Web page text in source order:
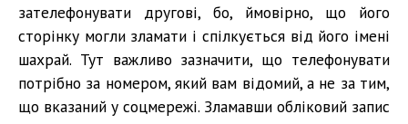
зателефонувати другові, бо, ймовірно, що його
сторінку могли зламати і спілкується від його імені
шахрай. Тут важливо зазначити, що телефонувати
потрібно за номером, який вам відомий, а не за тим,
що вказаний у соцмережі. Зламавши обліковий запис